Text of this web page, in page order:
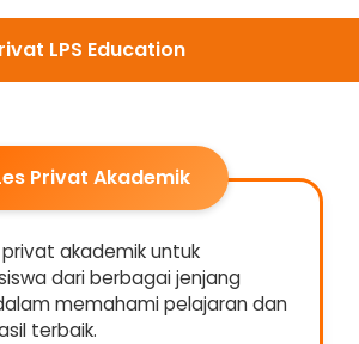
LPS Education
Privat Akademik
akademik untuk
dari berbagai jenjang
memahami pelajaran dan
terbaik.